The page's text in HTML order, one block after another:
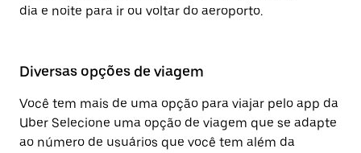
dia e noite para ir ou voltar do aeroporto.
Diversas opções de viagem
Você tem mais de uma opção para viajar pelo app da
Uber Selecione uma opção de viagem que se adapte
ao número de usuários que você tem além da